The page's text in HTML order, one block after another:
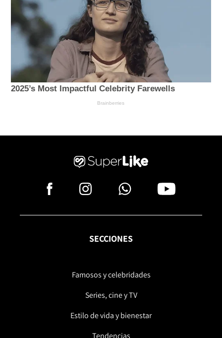
SECCIONES
Famosos y celebridades
Series, cine y TV
Estilo de vida y bienestar